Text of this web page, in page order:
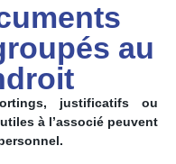
au
justificatifs ou
à l’associé peuvent